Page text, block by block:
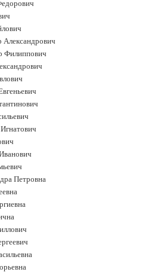
Александрович
Филиппович
Петровна